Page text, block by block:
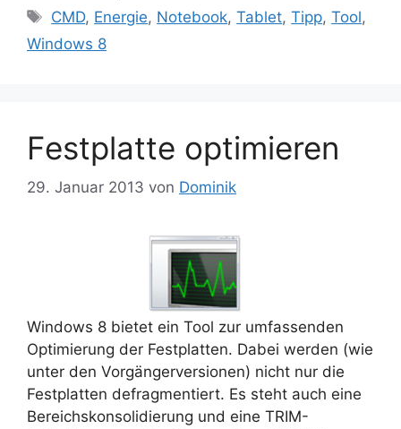
Schlagwörter
CMD, Energie, Notebook,Tablet,Tipp,Tool,
Windows 8
Festplatte optimieren
29. Januar 2013 von Dominik
Windows 8 bietet ein Tool zur umfassenden
Optimierung der Festplatten. Dabei werden (wie
unter den Vorgängerversionen) nicht nur die
Festplatten defragmentiert. Es steht auch eine
Bereichskonsolidierung und eine TRIM-